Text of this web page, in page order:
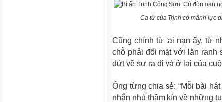
Ca từ của Trịnh có mãnh lực
Cũng chính từ tai nạn ấy, từ
chỗ phải đối mặt với lằn ranh
dứt về sự ra đi và ở lại của
Ông từng chia sẻ: “Mỗi bài
nhắn nhủ thầm kín về những